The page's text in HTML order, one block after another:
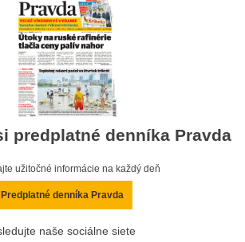
predplatné denníka Pravda
užitočné informácie na každý deň
Predplatné denníka Pravda
naše sociálne siete